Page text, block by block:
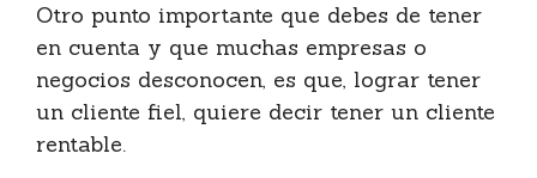
Otro punto importante que debes de tener
en cuenta y que muchas empresas o
negocios desconocen, es que, lograr tener
un cliente fiel, quiere decir tener un cliente
rentable.